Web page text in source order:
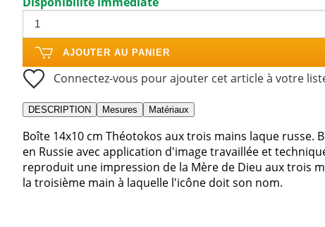
AJOUTER AU PANIER
Connectez-vous pour ajouter cet article à votre
DESCRIPTION Mesures Matériaux
Boîte 14x10 cm Théotokos aux trois mains laque russe.
en Russie avec application d'image travaillée et
reproduit une impression de la Mère de Dieu aux trois
la troisième main à laquelle l'icône doit son nom.